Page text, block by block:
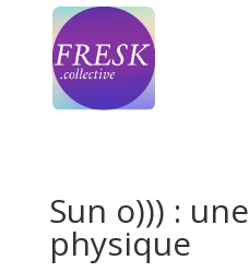
Sun o))) :
physique